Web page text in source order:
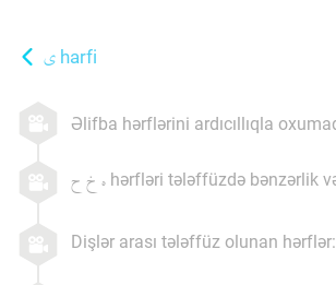
harfi
Əlifba hərflərini ardıcıllıqla
hərfləri tələffüzdə bənzərlik
Dişlər arası tələffüz olunan hərflər: